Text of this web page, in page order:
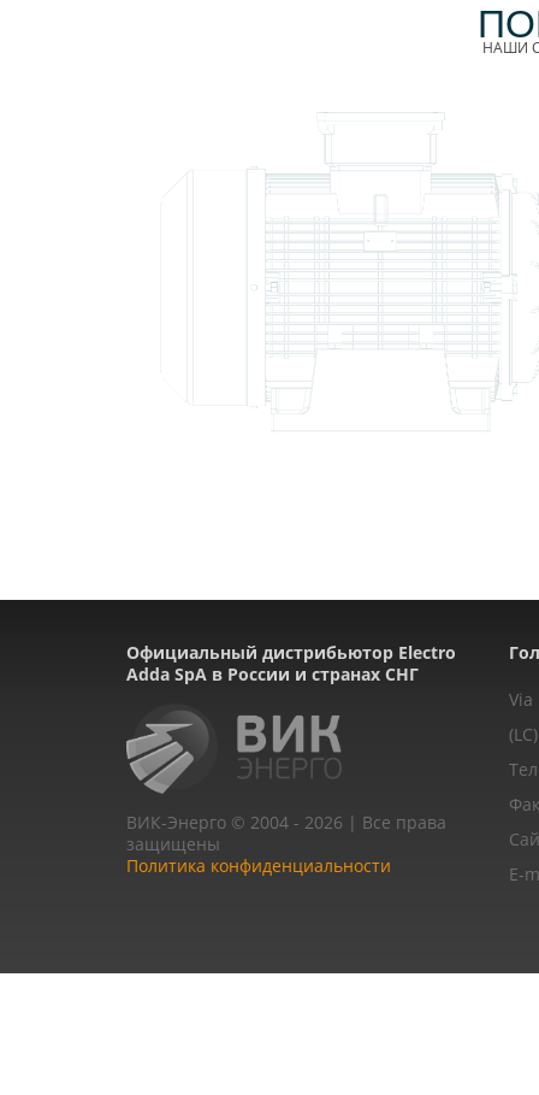
НАШИ
Официальный дистрибьютор Electro
Adda SpA в России и странах СНГ
ВИК-Энерго © 2004 - 2026 | Все права
защищены
Политика конфиденциальности
Via
E-